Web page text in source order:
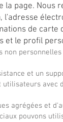
la page. Nous
de
et le profil
et un
avec
agrégées et
pouvons